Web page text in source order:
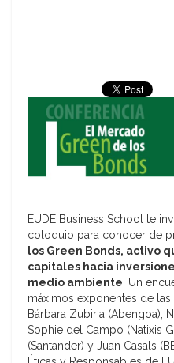
EUDE Business School te
coloquio para conocer de
los Green Bonds, activo
capitales hacia
medio ambiente . Un
máximos exponentes de
Bárbara Zubiria (Abengoa),
Sophie del Campo (Natixis
(Santander) y Juan Casals